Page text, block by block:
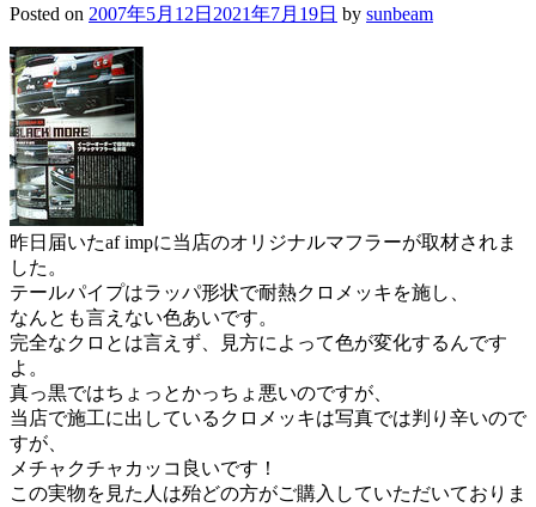
Posted on 2007年5月12日 2021年7月19日 by sunbeam
昨日届いたaf impに当店のオリジナルマフラーが取材されま
した。
テールパイプはラッパ形状で耐熱クロメッキを施し、
なんとも言えない色あいです。
完全なクロとは言えず、見方によって色が変化するんです
よ。
真っ黒ではちょっとかっちょ悪いのですが、
当店で施工に出しているクロメッキは写真では判り辛いので
すが、
メチャクチャカッコ良いです！
この実物を見た人は殆どの方がご購入していただいておりま